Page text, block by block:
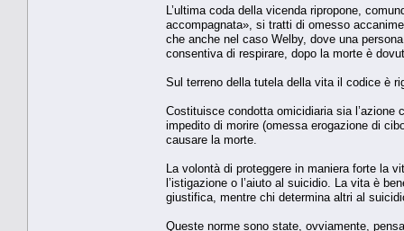
L’ultima coda della vicenda ripropone,
accompagnata», si tratti di omesso
che anche nel caso Welby, dove una
consentiva di respirare, dopo la morte è
Sul terreno della tutela della vita il codice è
Costituisce condotta omicidiaria sia l’azione
impedito di morire (omessa erogazione di
causare la morte.
La volontà di proteggere in maniera forte la
l’istigazione o l’aiuto al suicidio. La vita è
giustifica, mentre chi determina altri al
Queste norme sono state, ovviamente,